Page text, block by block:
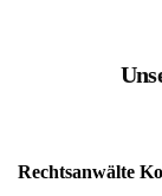
Rechtsanwälte